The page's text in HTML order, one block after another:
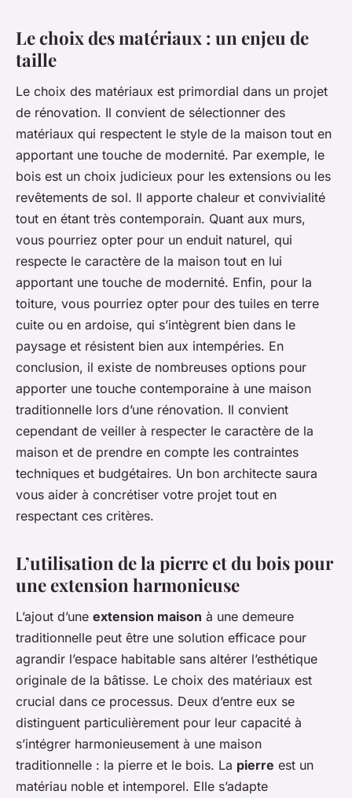
Le choix des matériaux : un enjeu de
taille
Le choix des matériaux est primordial dans un projet
de rénovation. Il convient de sélectionner des
matériaux qui respectent le style de la maison tout en
apportant une touche de modernité. Par exemple, le
bois est un choix judicieux pour les extensions ou les
revêtements de sol. Il apporte chaleur et convivialité
tout en étant très contemporain. Quant aux murs,
vous pourriez opter pour un enduit naturel, qui
respecte le caractère de la maison tout en lui
apportant une touche de modernité. Enfin, pour la
toiture, vous pourriez opter pour des tuiles en terre
cuite ou en ardoise, qui s’intègrent bien dans le
paysage et résistent bien aux intempéries. En
conclusion, il existe de nombreuses options pour
apporter une touche contemporaine à une maison
traditionnelle lors d’une rénovation. Il convient
cependant de veiller à respecter le caractère de la
maison et de prendre en compte les contraintes
techniques et budgétaires. Un bon architecte saura
vous aider à concrétiser votre projet tout en
respectant ces critères.
L’utilisation de la pierre et du bois pour
une extension harmonieuse
L’ajout d’une extension maison à une demeure
traditionnelle peut être une solution efficace pour
agrandir l’espace habitable sans altérer l’esthétique
originale de la bâtisse. Le choix des matériaux est
crucial dans ce processus. Deux d’entre eux se
distinguent particulièrement pour leur capacité à
s’intégrer harmonieusement à une maison
traditionnelle : la pierre et le bois. La pierre est un
matériau noble et intemporel. Elle s’adapte